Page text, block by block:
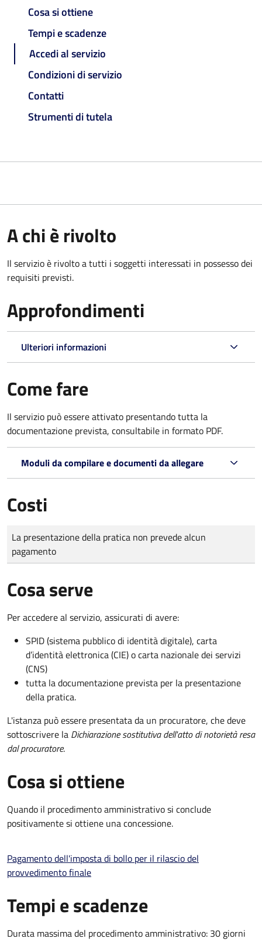
Cosa si ottiene
Tempi e scadenze
Accedi al servizio
Condizioni di servizio
Contatti
Strumenti di tutela
A chi è rivolto
Il servizio è rivolto a tutti i soggetti interessati in possesso dei
requisiti previsti.
Approfondimenti
Ulteriori informazioni
Come fare
Il servizio può essere attivato presentando tutta la
documentazione prevista, consultabile in formato PDF.
Moduli da compilare e documenti da allegare
Costi
Tipo di pagamento
Importo
La presentazione della pratica non prevede alcun
pagamento
Cosa serve
Per accedere al servizio, assicurati di avere:
SPID (sistema pubblico di identità digitale), carta
d’identità elettronica (CIE) o carta nazionale dei servizi
(CNS)
tutta la documentazione prevista per la presentazione
della pratica.
L'istanza può essere presentata da un procuratore, che deve
sottoscrivere la Dichiarazione sostitutiva dell'atto di notorietà resa
dal procuratore.
Cosa si ottiene
Quando il procedimento amministrativo si conclude
positivamente si ottiene una concessione.
Pagamento dell'imposta di bollo per il rilascio del
provvedimento finale
Tempi e scadenze
Durata massima del procedimento amministrativo: 30 giorni